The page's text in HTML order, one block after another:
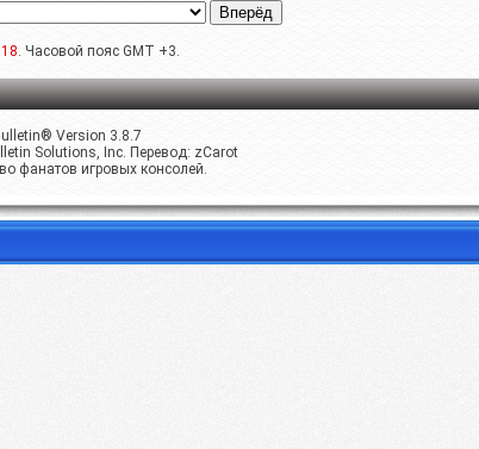
. Часовой пояс GMT +3.
Version 3.8.7
Solutions, Inc. Перевод: zCarot
фанатов игровых консолей.